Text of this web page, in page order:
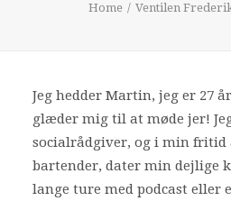
Ventilens Efterårstur 2026
Bliv medlem
Book oplæg
Home Ventilen
Jeg hedder Martin, jeg er 27
glæder mig til at møde jer!
socialrådgiver, og i min fritid
bartender, dater min dejlige
lange ture med podcast eller